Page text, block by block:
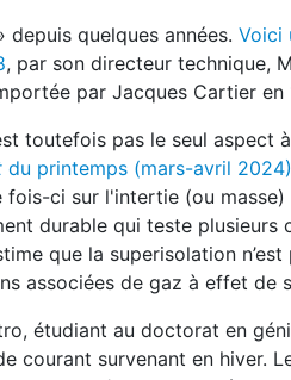
quelques années. Voici
, par son directeur technique,
par Jacques Cartier
toutefois pas le seul aspect
du printemps (mars-avril 2024)
ci sur l'intertie (ou
durable qui teste
que la superisolation
associées de gaz à effet de
étudiant au doctorat en
courant survenant en hiver.